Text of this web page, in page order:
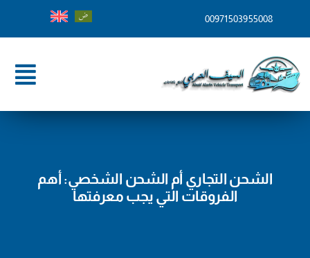
00971503955008
الرئيسية
خدماتنا
الشحن التجاري أم الشحن الشخصي: أهم
الفروقات التي يجب معرفتها